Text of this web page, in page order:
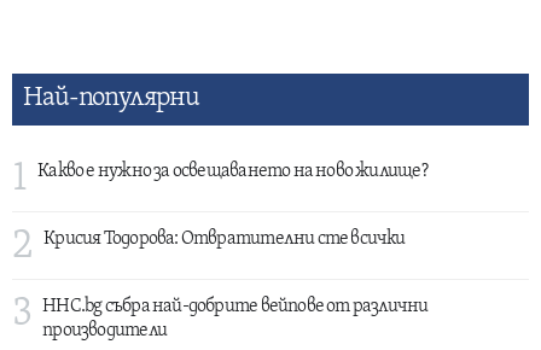
Най-популярни
1 Какво е нужно за освещаването на ново жилище?
2 Крисия Тодорова: Отвратителни сте всички
3
HHC.bg събра най-добрите вейпове от различни
производители